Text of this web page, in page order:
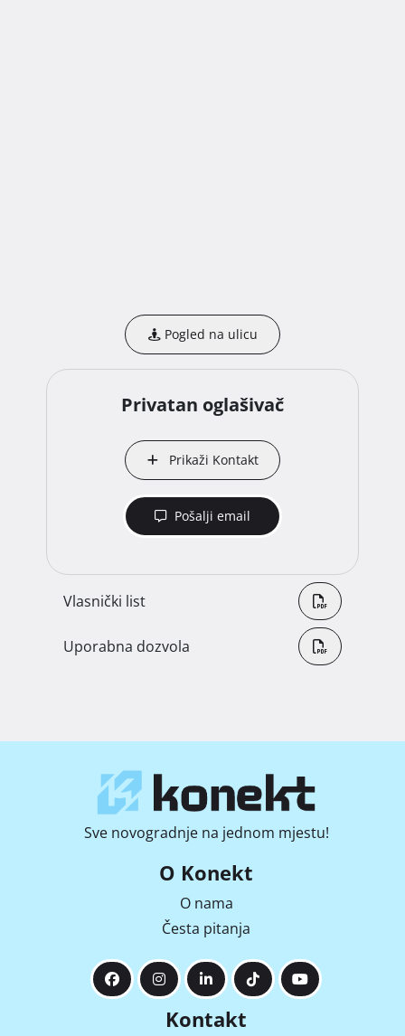
Pogled na ulicu
Privatan oglašivač
Prikaži Kontakt
Pošalji email
Vlasnički list
Uporabna dozvola
Sve novogradnje na jednom mjestu!
O Konekt
O nama
Česta pitanja
Kontakt